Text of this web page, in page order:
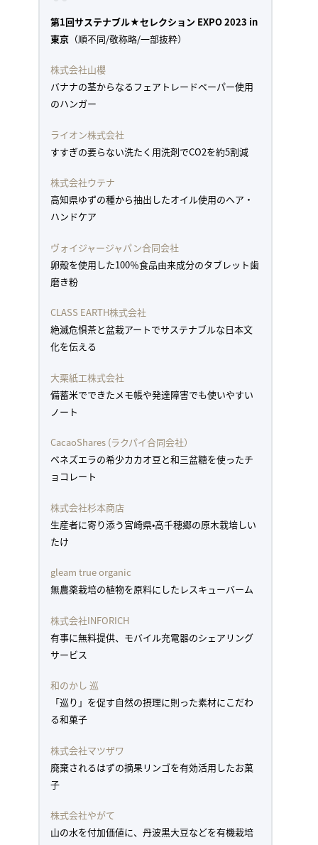
第1回サステナブル★セレクション EXPO 2023 in
東京（順不同/敬称略/一部抜粋）
株式会社山櫻
バナナの茎からなるフェアトレードペーパー使用
のハンガー
ライオン株式会社
すすぎの要らない洗たく用洗剤でCO2を約5割減
株式会社ウテナ
高知県ゆずの種から抽出したオイル使用のヘア・
ハンドケア
ヴォイジャージャパン合同会社
卵殻を使用した100％食品由来成分のタブレット歯
磨き粉
CLASS EARTH株式会社
絶滅危惧茶と盆栽アートでサステナブルな日本文
化を伝える
大栗紙工株式会社
備蓄米でできたメモ帳や発達障害でも使いやすい
ノート
CacaoShares (ラクパイ合同会社）
ベネズエラの希少カカオ豆と和三盆糖を使ったチ
ョコレート
株式会社杉本商店
生産者に寄り添う宮崎県•高千穂郷の原木栽培しい
たけ
gleam true organic
無農薬栽培の植物を原料にしたレスキューバーム
株式会社INFORICH
有事に無料提供、モバイル充電器のシェアリング
サービス
和のかし 巡
「巡り」を促す自然の摂理に則った素材にこだわ
る和菓子
株式会社マツザワ
廃棄されるはずの摘果リンゴを有効活用したお菓
子
株式会社やがて
山の水を付加価値に、丹波黒大豆などを有機栽培